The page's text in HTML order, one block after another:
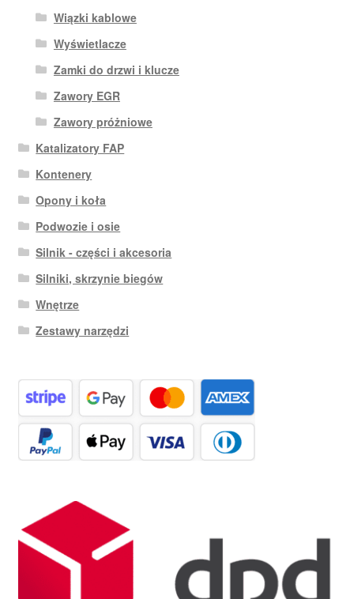
Wiązki kablowe
Wyświetlacze
Zamki do drzwi i klucze
Zawory EGR
Zawory próżniowe
Katalizatory FAP
Kontenery
Opony i koła
Podwozie i osie
Silnik - części i akcesoria
Silniki, skrzynie biegów
Wnętrze
Zestawy narzędzi